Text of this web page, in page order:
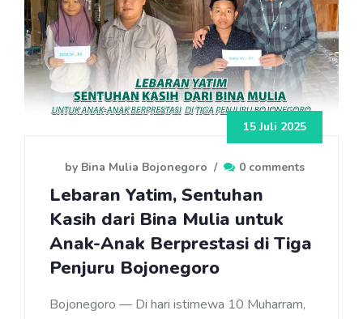
15 Juli 2025
by Bina Mulia Bojonegoro / 0 comments
Lebaran Yatim, Sentuhan
Kasih dari Bina Mulia untuk
Anak-Anak Berprestasi di Tiga
Penjuru Bojonegoro
Bojonegoro — Di hari istimewa 10 Muharram,